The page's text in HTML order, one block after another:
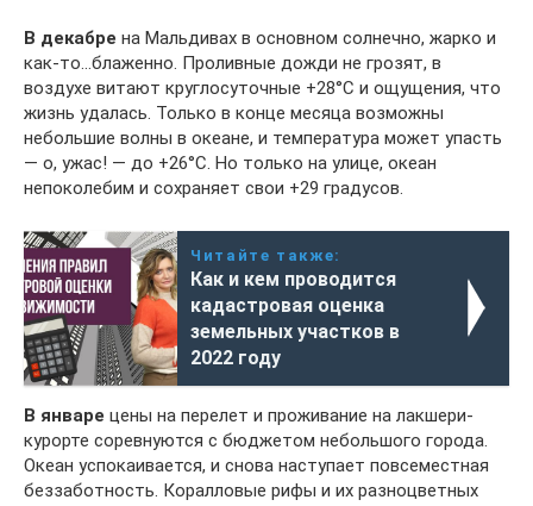
В декабре на Мальдивах в основном солнечно, жарко и
как-то…блаженно. Проливные дожди не грозят, в
воздухе витают круглосуточные +28°C и ощущения, что
жизнь удалась. Только в конце месяца возможны
небольшие волны в океане, и температура может упасть
— о, ужас! — до +26°C. Но только на улице, океан
непоколебим и сохраняет свои +29 градусов.
Читайте также:
Как и кем проводится
кадастровая оценка
земельных участков в
2022 году
В январе цены на перелет и проживание на лакшери-
курорте соревнуются с бюджетом небольшого города.
Океан успокаивается, и снова наступает повсеместная
беззаботность. Коралловые рифы и их разноцветных